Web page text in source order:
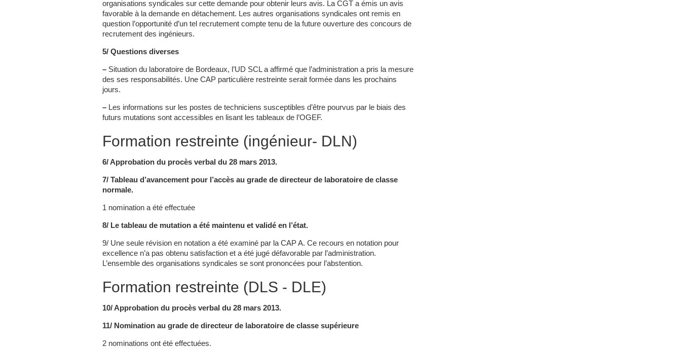
organisations syndicales sur cette demande pour obtenir leurs avis. La CGT a émis un avis
favorable à la demande en détachement. Les autres organisations syndicales ont remis en
question l’opportunité d’un tel recrutement compte tenu de la future ouverture des concours de
recrutement des ingénieurs.
5/ Questions diverses
– Situation du laboratoire de Bordeaux, l’UD SCL a affirmé que l’administration a pris la mesure
des ses responsabilités. Une CAP particulière restreinte serait formée dans les prochains
jours.
– Les informations sur les postes de techniciens susceptibles d’être pourvus par le biais des
futurs mutations sont accessibles en lisant les tableaux de l’OGEF.
Formation restreinte (ingénieur- DLN)
6/ Approbation du procès verbal du 28 mars 2013.
7/ Tableau d’avancement pour l’accès au grade de directeur de laboratoire de classe
normale.
1 nomination a été effectuée
8/ Le tableau de mutation a été maintenu et validé en l’état.
9/ Une seule révision en notation a été examiné par la CAP A. Ce recours en notation pour
excellence n’a pas obtenu satisfaction et a été jugé défavorable par l’administration.
L’ensemble des organisations syndicales se sont prononcées pour l’abstention.
Formation restreinte (DLS - DLE)
10/ Approbation du procès verbal du 28 mars 2013.
11/ Nomination au grade de directeur de laboratoire de classe supérieure
2 nominations ont été effectuées.